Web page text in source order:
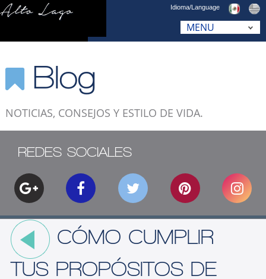
Idioma/Language
Blog
NOTICIAS, CONSEJOS Y ESTILO DE VIDA.
REDES SOCIALES
CÓMO CUMPLIR
TUS PROPÓSITOS DE